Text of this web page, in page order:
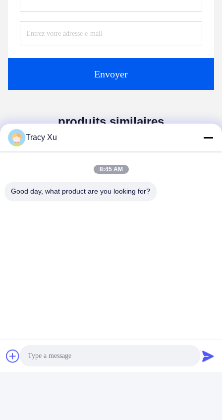
Envoyer
produits similaires
Shandong Xingshun New Material Co., Ltd.
Tracy Xu
8:45 AM
Good day, what product are you looking for?